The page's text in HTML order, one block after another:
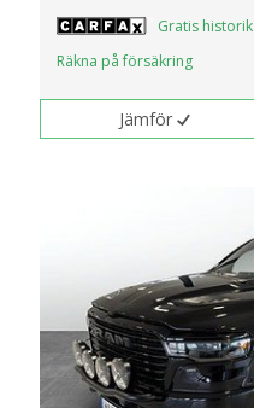
Gratis historik
Räkna på försäkring
Jämför